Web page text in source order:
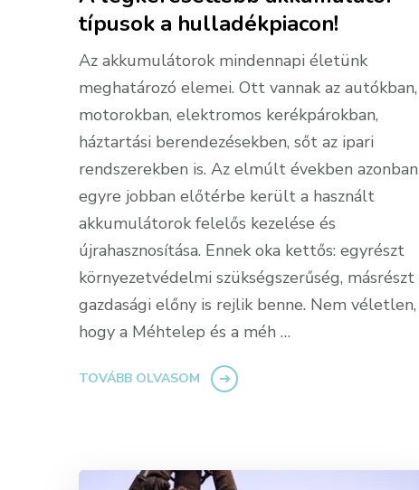
típusok a hulladékpiacon!
Az akkumulátorok mindennapi életünk
meghatározó elemei. Ott vannak az autókban,
motorokban, elektromos kerékpárokban,
háztartási berendezésekben, sőt az ipari
rendszerekben is. Az elmúlt években azonban
egyre jobban előtérbe került a használt
akkumulátorok felelős kezelése és
újrahasznosítása. Ennek oka kettős: egyrészt
környezetvédelmi szükségszerűség, másrészt
gazdasági előny is rejlik benne. Nem véletlen,
hogy a Méhtelep és a méh …
TOVÁBB OLVASOM